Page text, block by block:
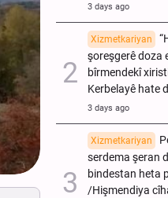
3 days ago
Xizmetkariyan
şoreşgerê doza
bîrmendekî
Kerbelayê hate
3 days ago
Xizmetkariyan
serdema şeran
bindestan heta
/Hişmendiya